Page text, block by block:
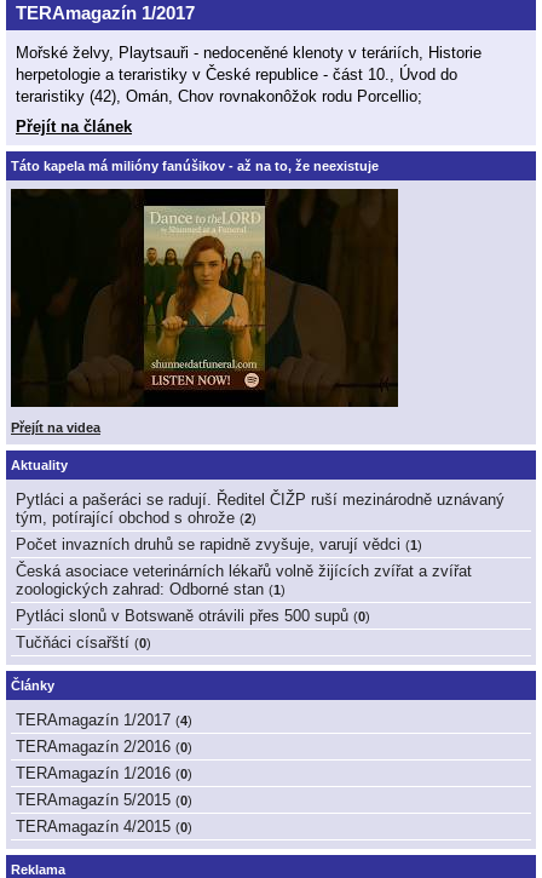
TERAmagazín 1/2017
Mořské želvy, Playtsauři - nedoceněné klenoty v teráriích, Historie
herpetologie a teraristiky v České republice - část 10., Úvod do
teraristiky (42), Omán, Chov rovnakonôžok rodu Porcellio;
Přejít na článek
Táto kapela má milióny fanúšikov - až na to, že neexistuje
Přejít na videa
Aktuality
Pytláci a pašeráci se radují. Ředitel ČIŽP ruší mezinárodně uznávaný
tým, potírající obchod s ohrože (2)
Počet invazních druhů se rapidně zvyšuje, varují vědci (1 )
Česká asociace veterinárních lékařů volně žijících zvířat a zvířat
zoologických zahrad: Odborné stan (1 )
Pytláci slonů v Botswaně otrávili přes 500 supů (0)
Tučňáci císařští (0)
Články
TERAmagazín 1/2017 (4)
TERAmagazín 2/2016 (0)
TERAmagazín 1/2016 (0)
TERAmagazín 5/2015 (0)
TERAmagazín 4/2015 (0)
Reklama